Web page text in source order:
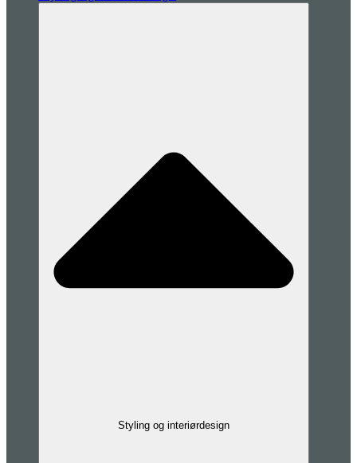
Styling og interiørdesign